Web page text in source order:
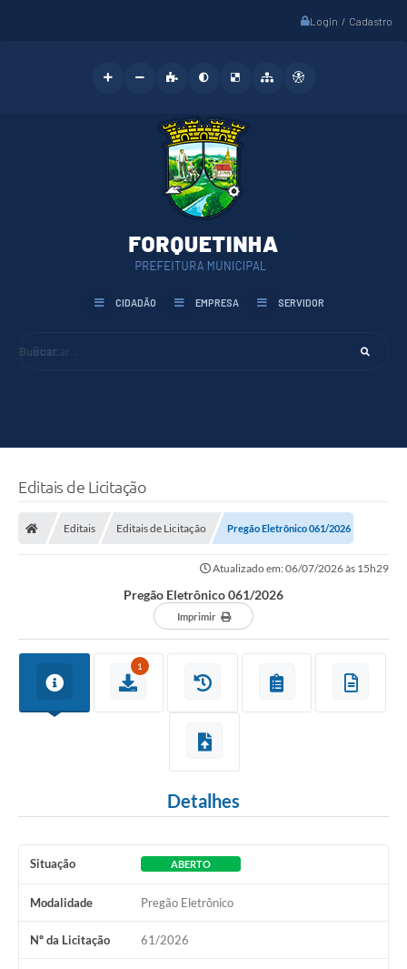
Login / Cadastro
Buscar...
CIDADÃO EMPRESA SERVIDOR
Editais de Licitação
Editais Editais de Licitação Pregão Eletrônico 061/2026
Atualizado em: 06/07/2026 às 15h29
Pregão Eletrônico 061/2026
Imprimir
1
Detalhes
Situação ABERTO
Modalidade Pregão Eletrônico
Nº da Licitação 61/2026